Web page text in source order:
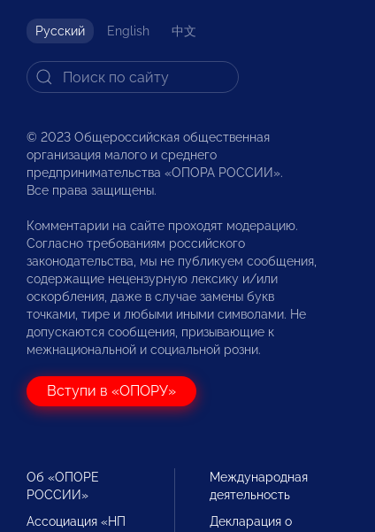
Русский English 中文
© 2023 Общероссийская общественная
организация малого и среднего
предпринимательства «ОПОРА РОССИИ».
Все права защищены.
Комментарии на сайте проходят модерацию.
Согласно требованиям российского
законодательства, мы не публикуем сообщения,
содержащие нецензурную лексику и/или
оскорбления, даже в случае замены букв
точками, тире и любыми иными символами. Не
допускаются сообщения, призывающие к
межнациональной и социальной розни.
Вступи в «ОПОРУ»
Об «ОПОРЕ
РОССИИ»
Ассоциация «НП
Международная
деятельность
Декларация о